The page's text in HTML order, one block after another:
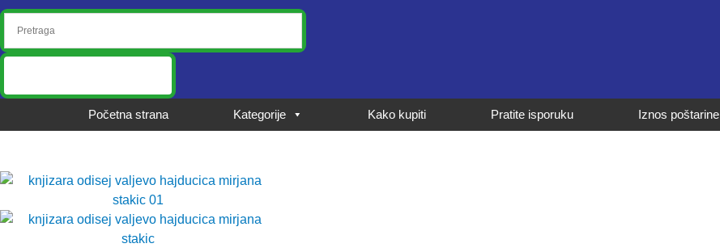
Početna strana Kategorije Kako kupiti Pratite isporuku Iznos poštarine